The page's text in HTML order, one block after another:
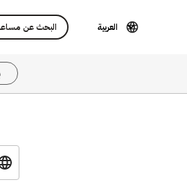
العربية البحث عن